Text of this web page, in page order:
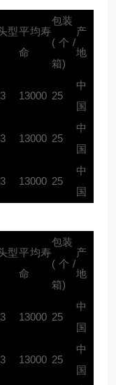
型平均寿
命
包装
产
地
(个/
箱)
13000 25
中
国
13000 25
中
国
13000 25
中
国
型平均寿
命
包装
产
地
(个/
箱)
13000 25
中
国
13000 25
中
国